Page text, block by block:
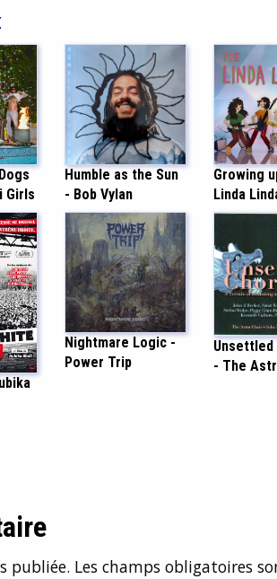
Girls
Humble as the Sun
- Bob Vylan
Growing
Linda
Nightmare Logic -
Power Trip
- The
publiée. Les champs obligatoires